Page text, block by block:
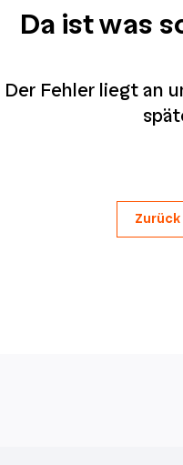
Da ist was
Der Fehler liegt an